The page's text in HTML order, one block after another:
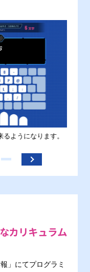
ようになります。
カリキュラム
」にてプログラミ